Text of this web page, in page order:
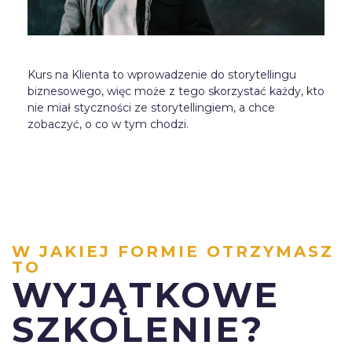
Kurs na Klienta to wprowadzenie do storytellingu
biznesowego, więc może z tego skorzystać każdy, kto
nie miał styczności ze storytellingiem, a chce
zobaczyć, o co w tym chodzi.
W JAKIEJ FORMIE OTRZYMASZ
TO
WYJĄTKOWE
SZKOLENIE?